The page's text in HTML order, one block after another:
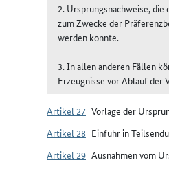
2. Ursprungsnachweise,
zum Zwecke der
werden konnte.
3. In allen anderen Fällen
Erzeugnisse vor Ablauf
Artikel 27 Vorlage der
Artikel 28 Einfuhr in
Artikel 29 Ausnahmen vom